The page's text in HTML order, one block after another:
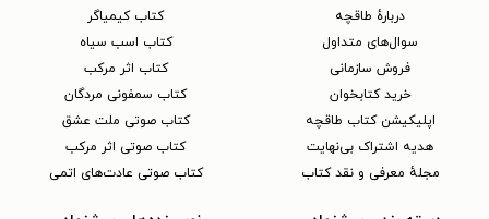
دربارهٔ طاقچه
سوال‌های متداول
فروش سازمانی
خرید کتابخوان
اپلیکیشن کتاب طاقچه
هدیه اشتراک بی‌نهایت
مجلهٔ معرفی و نقد کتاب
کتاب کیمیاگر
کتاب اسب سیاه
کتاب اثر مرکب
کتاب سمفونی مردگان
کتاب صوتی ملت عشق
کتاب صوتی اثر مرکب
کتاب صوتی عادت‌های اتمی